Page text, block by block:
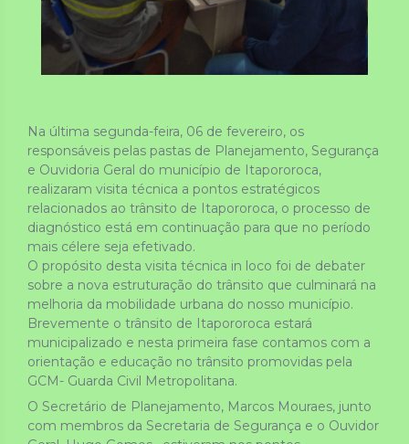
Na última segunda-feira, 06 de fevereiro, os
responsáveis pelas pastas de Planejamento, Segurança
e Ouvidoria Geral do município de Itapororoca,
realizaram visita técnica a pontos estratégicos
relacionados ao trânsito de Itapororoca, o processo de
diagnóstico está em continuação para que no período
mais célere seja efetivado.
O propósito desta visita técnica in loco foi de debater
sobre a nova estruturação do trânsito que culminará na
melhoria da mobilidade urbana do nosso município.
Brevemente o trânsito de Itapororoca estará
municipalizado e nesta primeira fase contamos com a
orientação e educação no trânsito promovidas pela
GCM- Guarda Civil Metropolitana.
O Secretário de Planejamento, Marcos Mouraes, junto
com membros da Secretaria de Segurança e o Ouvidor